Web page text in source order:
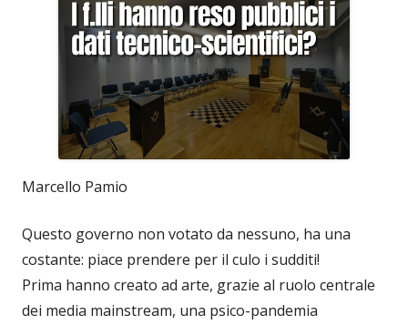
Marcello Pamio
Questo governo non votato da nessuno, ha una
costante: piace prendere per il culo i sudditi!
Prima hanno creato ad arte, grazie al ruolo centrale
dei media mainstream, una psico-pandemia